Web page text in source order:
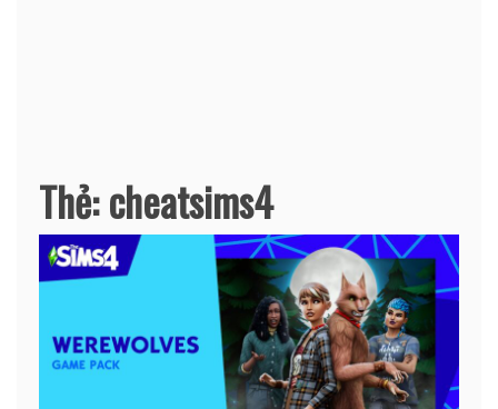
Thẻ:cheatsims4